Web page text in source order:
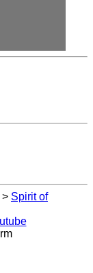
> Spirit of